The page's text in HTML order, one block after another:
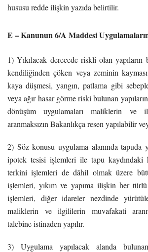
hususu redde ilişkin yazıda belirtilir.
E – Kanunun 6/A Maddesi
1) Yıkılacak derecede riskli olan
kendiliğinden çöken veya zeminin
kaya düşmesi, yangın, patlama gibi
veya ağır hasar görme riski bulunan
dönüşüm uygulamaları maliklerin ve
aranmaksızın Bakanlıkça resen yapılabilir
2) Söz konusu uygulama alanında tapuda
ipotek tesisi işlemleri ile tapu kaydındaki
terkini işlemleri de dâhil olmak üzere
işlemleri, yıkım ve yapıma ilişkin her
işlemleri, diğer idareler nezdinde
maliklerin ve ilgililerin muvafakati
talebine istinaden yapılır.
3) Uygulama yapılacak alanda